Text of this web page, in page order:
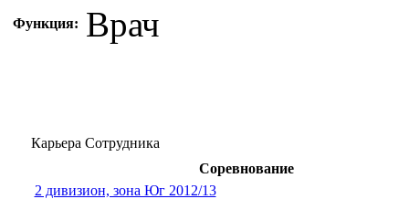
Функция: Врач
Карьера Сотрудника
Соревнование
2 дивизион, зона Юг 2012/13